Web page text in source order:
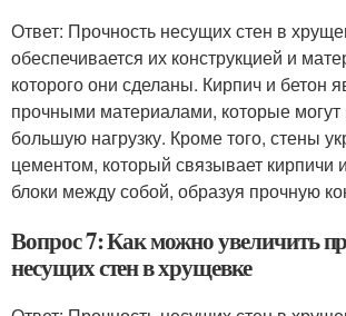
Ответ: Прочность несущих стен в
обеспечивается их конструкцией и
которого они сделаны. Кирпич и бетон
прочными материалами, которые
большую нагрузку. Кроме того, стены
цементом, который связывает кирпичи
блоки между собой, образуя прочную
Вопрос 7: Как можно увеличить
несущих стен в хрущевке